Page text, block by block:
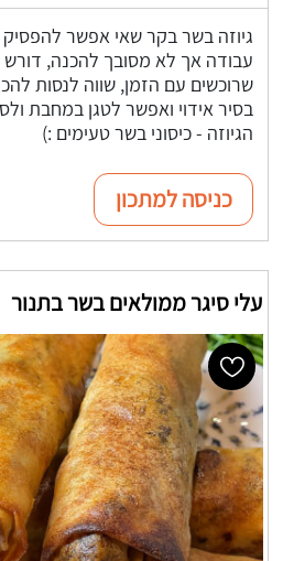
גיוזה בשר בקר שאי אפשר להפסיק
עבודה אך לא מסובך להכנה, דורש
שרוכשים עם הזמן, שווה לנסות
בסיר אידוי ואפשר לטגן במחבת
הגיוזה - כיסוני בשר טעימים :)
כניסה למתכון
עלי סיגר ממולאים בשר בתנור